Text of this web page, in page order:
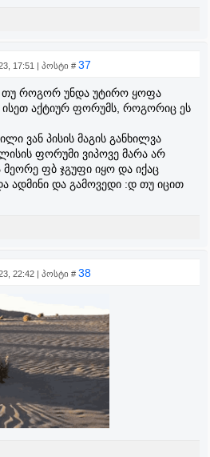
17:51 | პოსტი # 37
თუ როგორ უნდა უტირო ყოფა
ისეთ აქტიურ ფორუმს, როგორიც ეს
ვან პისის მაგის განხილვა
ფორუმი ვიპოვე მარა არ
ფბ ჯგუფი იყო და იქაც
ადმინი და გამოვედი :დ თუ იცით
22:42 | პოსტი # 38